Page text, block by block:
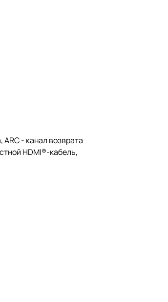
- канал возврата
HDMI®-кабель,